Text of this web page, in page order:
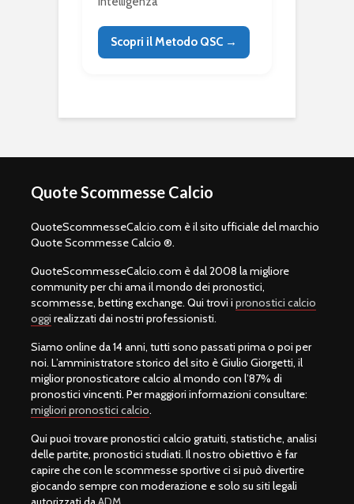
Scopri il Metodo QSC →
Quote Scommesse Calcio
QuoteScommesseCalcio.com è il sito ufficiale del marchio
Quote Scommesse Calcio ®.
QuoteScommesseCalcio.com è dal 2008 la migliore
community per chi ama il mondo dei pronostici,
scommesse, betting exchange. Qui trovi i pronostici calcio
oggi realizzati dai nostri professionisti.
Siamo online da 14 anni, tutti sono passati prima o poi per
noi. L’amministratore storico del sito è Giulio Giorgetti, il
miglior pronosticatore calcio al mondo con l’87% di
pronostici vincenti. Per maggiori informazioni consultare:
migliori pronostici calcio.
Qui puoi trovare pronostici calcio gratuiti, statistiche, analisi
delle partite, pronostici studiati. Il nostro obiettivo è far
capire che con le scommesse sportive ci si può divertire
giocando sempre con moderazione e solo su siti legali